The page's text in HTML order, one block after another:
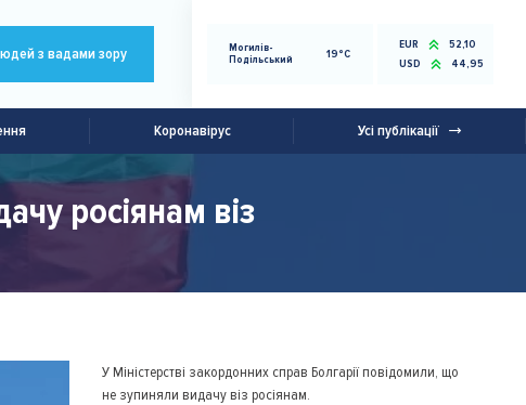
з вадами зору
Могилів-
Подільський
19°C
EUR
52,10
USD
44,95
Коронавірус Усі публікації
росіянам віз
У Міністерстві закордонних справ Болгарії повідомили, що
не зупиняли видачу віз росіянам.